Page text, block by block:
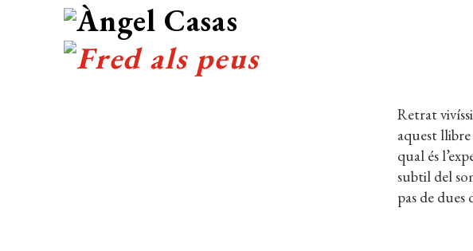
Àngel Casas
Fred als peus
Retrat
aquest
qual és
subtil del
pas de dues